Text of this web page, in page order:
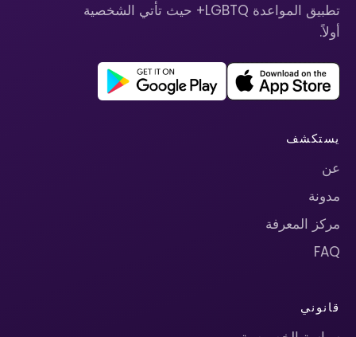
تطبيق المواعدة LGBTQ+ حيث تأتي الشخصية
أولاً.
يستكشف
عن
مدونة
مركز المعرفة
FAQ
قانوني